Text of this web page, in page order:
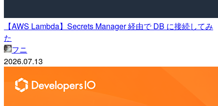
【AWS Lambda】Secrets Manager 経由で DB に接続してみ
た
フニ
2026.07.13